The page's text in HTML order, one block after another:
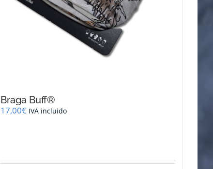
Braga Buff®
17,00€ IVA incluido